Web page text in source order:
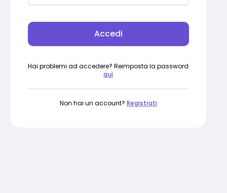
Accedi
Hai problemi ad accedere? Reimposta la password
qui
Non hai un account? Registrati